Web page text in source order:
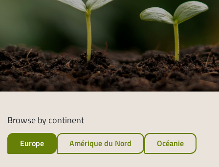
Browse by continent
Europe Amérique du Nord Océanie